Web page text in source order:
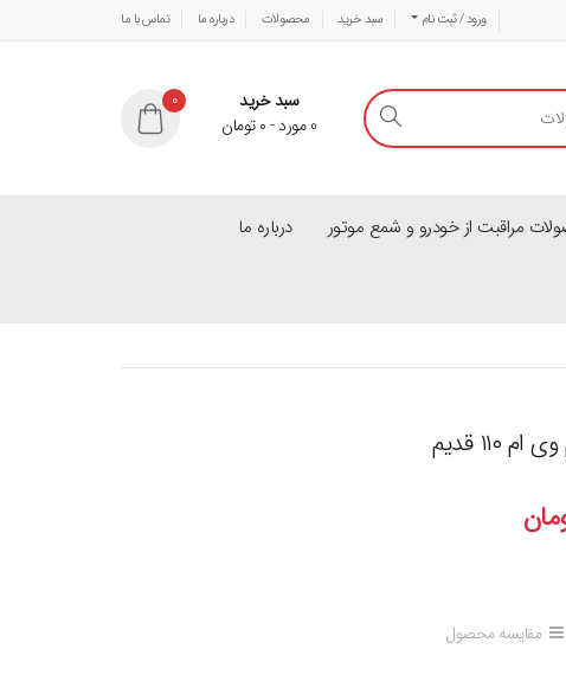
ورود / ثبت نام سبد خرید محصولات درباره ما تماس با ما
0
سبد خرید
0مورد-۰ تومان
مراقبت از خودرو و شمع موتور درباره ما
قدیم
مقایسه محصول